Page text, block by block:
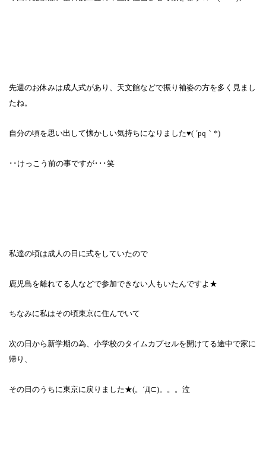
先週のお休みは成人式があり、天文館などで振り袖姿の方を多く見まし
たね。
自分の頃を思い出して懐かしい気持ちになりました♥( ´pq ｀ *)
･･けっこう前の事ですが･･･笑
私達の頃は成人の日に式をしていたので
鹿児島を離れてる人などで参加できない人もいたんですよ★
ちなみに私はその頃東京に住んでいて
次の日から新学期の為、小学校のタイムカプセルを開けてる途中で家に
帰り、
その日のうちに東京に戻りました★(。´Д⊂)。。。泣